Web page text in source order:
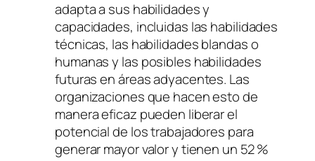
adapta a sus habilidades y
capacidades, incluidas las habilidades
técnicas, las habilidades blandas o
humanas y las posibles habilidades
futuras en áreas adyacentes. Las
organizaciones que hacen esto de
manera eficaz pueden liberar el
potencial de los trabajadores para
generar mayor valor y tienen un 52 %